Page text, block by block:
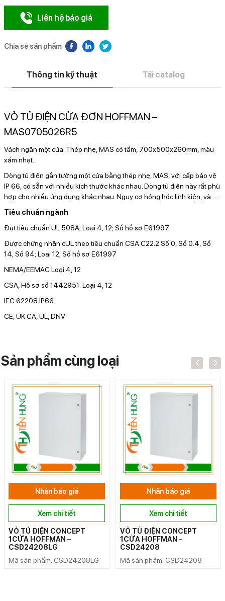
Liên hệ báo giá
Chia sẻ sản phẩm
Thông tin kỹ thuật Tải catalog
VỎ TỦ ĐIỆN CỬA ĐƠN HOFFMAN –
MAS0705026R5
Vách ngăn một cửa. Thép nhẹ, MAS có tấm, 700x500x260mm, màu
xám nhạt.
Dòng tủ điện gắn tường một cửa bằng thép nhẹ, MAS, với cấp bảo vệ
IP 66, có sẵn với nhiều kích thước khác nhau. Dòng tủ điện này rất phù
hợp cho nhiều ứng dụng khác nhau. Nguy cơ hỏng hóc linh kiện, và
Tiêu chuẩn ngành
Đạt tiêu chuẩn UL 508A; Loại 4, 12; Số hồ sơ E61997
Được chứng nhận cUL theo tiêu chuẩn CSA C22.2 Số 0, Số 0.4, Số
14, Số 94; Loại 12; Số hồ sơ E61997
NEMA/EEMAC Loại 4, 12
CSA, Hồ sơ số 1442951: Loại 4, 12
IEC 62208 IP66
CE, UK CA, UL, DNV
Sản phẩm cùng loại
Nhận báo giá
Xem chi tiết
VỎ TỦ ĐIỆN CONCEPT
1CỬA HOFFMAN –
CSD24208LG
Mã sản phẩm: CSD24208LG
Nhận báo giá
Xem chi tiết
VỎ TỦ ĐIỆN CONCEPT
1CỬA HOFFMAN –
CSD24208
Mã sản phẩm: CSD24208